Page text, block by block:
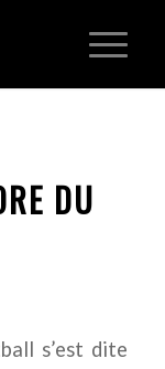
DU
s’est dite